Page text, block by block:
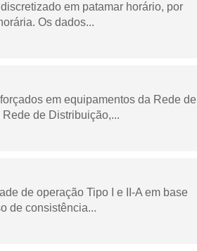
em patamar horário, por
Os dados...
em equipamentos da Rede de
de Distribuição,...
de operação Tipo I e II-A em base
de consistência...